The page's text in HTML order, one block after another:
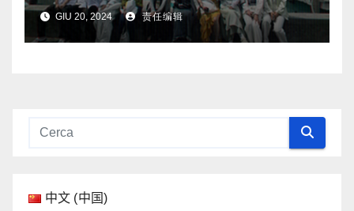
GIU 20, 2024 责任编辑
中文 (中国)